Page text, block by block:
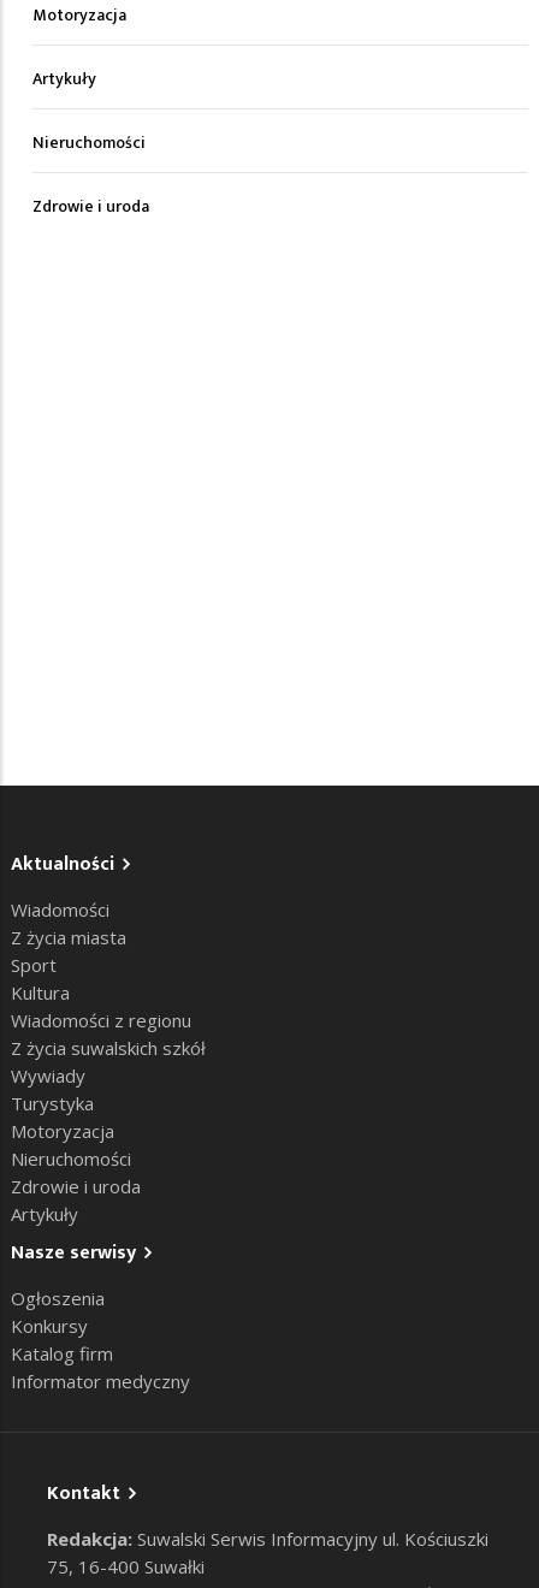
Motoryzacja
Artykuły
Nieruchomości
Zdrowie i uroda
Aktualności
Wiadomości
Z życia miasta
Sport
Kultura
Wiadomości z regionu
Z życia suwalskich szkół
Wywiady
Turystyka
Motoryzacja
Nieruchomości
Zdrowie i uroda
Artykuły
Nasze serwisy
Ogłoszenia
Konkursy
Katalog firm
Informator medyczny
Kontakt
Redakcja: Suwalski Serwis Informacyjny ul. Kościuszki
75, 16-400 Suwałki